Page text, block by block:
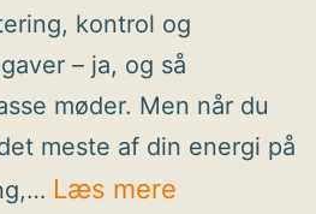
kontrol og
– ja, og så
møder. Men når du
meste af din energi på
Læs mere